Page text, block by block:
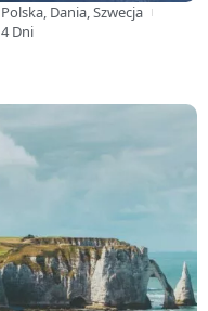
Polska, Dania, Szwecja
4 Dni